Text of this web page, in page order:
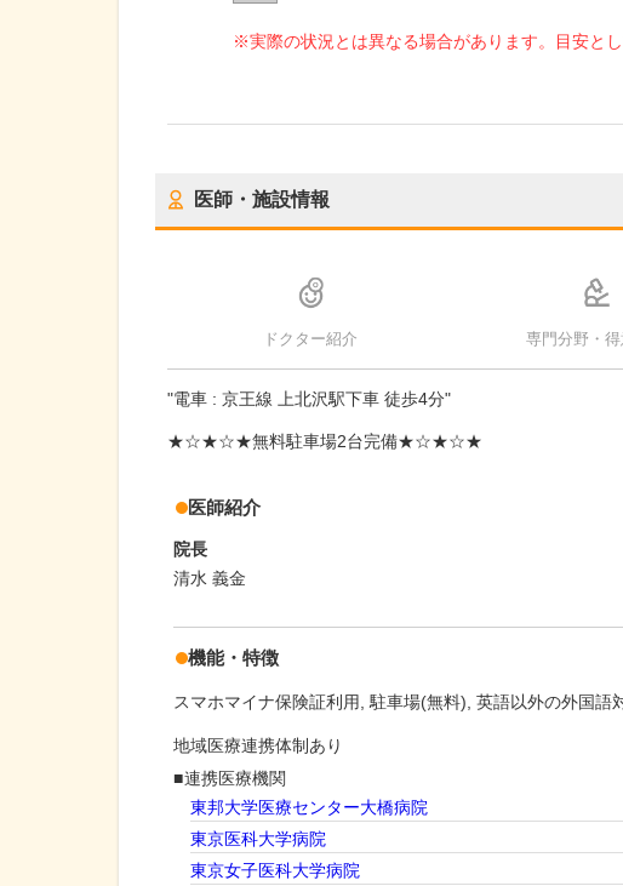
※実際の状況とは異なる場合があります。目安とし
医師・施設情報
ドクター紹介 専門分野・
"電車 : 京王線 上北沢駅下車 徒歩4分"
★☆★☆★無料駐車場2台完備★☆★☆★
医師紹介
院長
清水 義金
機能・特徴
スマホマイナ保険証利用 駐車場(無料) 英語以外の外国語
地域医療連携体制あり
連携医療機関
東邦大学医療センター大橋病院
東京医科大学病院
東京女子医科大学病院